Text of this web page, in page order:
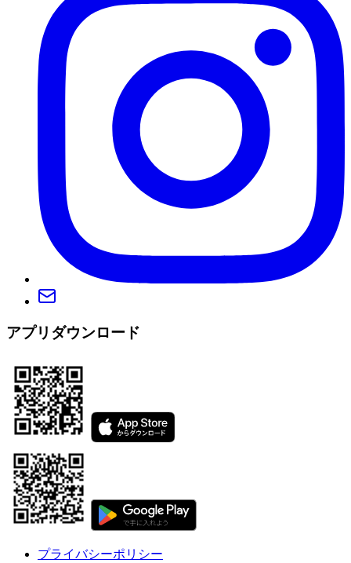
アプリダウンロード
プライバシーポリシー